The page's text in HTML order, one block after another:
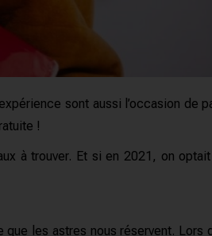
sont aussi l’occasion de
!
à trouver. Et si en 2021, on
les astres nous réservent. Lors